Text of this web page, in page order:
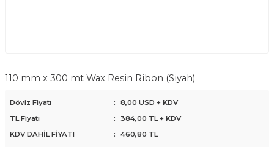
110 mm x 300 mt Wax Resin Ribon (Siyah)
Döviz Fiyatı :
8,00 USD + KDV
TL Fiyatı
: 384,00 TL + KDV
KDV DAHİL FİYATI
: 460,80 TL